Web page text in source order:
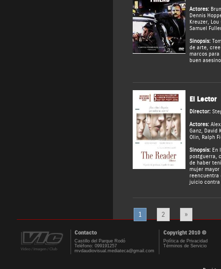
Actores:
Dennis
Kreuzer, Lou
Samuel
Sinopsis:
de arte,
marcos para
buen
El Lector
Director:
Actores:
Ganz, David
Olin, Ralph
Sinopsis:En
postguerra,
de haber
mujer mayor
reencuentra
juicio contra
1 2 »
Contacto Copyright 2010 ©
Castillo del Parque Rodó
Teléfono: 099191257
mvdaudiovisual.mediateca@gmail.com
Política de Privacidad
Términos de Servicio